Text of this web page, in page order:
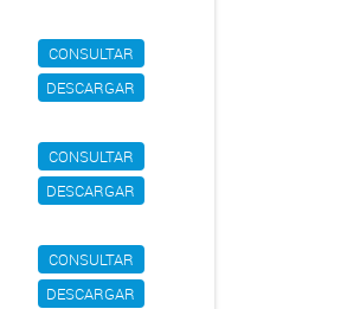
CONSULTAR
DESCARGAR
CONSULTAR
DESCARGAR
CONSULTAR
DESCARGAR